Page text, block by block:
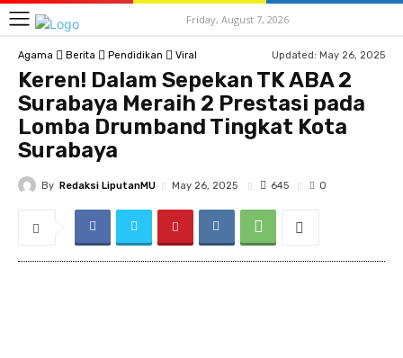
Friday, August 7, 2026
Agama Berita Pendidikan Viral Updated: May 26, 2025
Keren! Dalam Sepekan TK ABA 2
Surabaya Meraih 2 Prestasi pada
Lomba Drumband Tingkat Kota
Surabaya
By Redaksi LiputanMU May 26, 2025 645 0